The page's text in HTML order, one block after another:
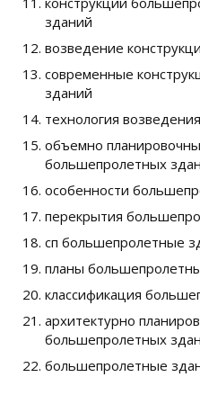
зданий
возведение
современные
зданий
технология
объемно
большепролетных
особенности
перекрытия
сп большепролетные
планы
классификация
архитектурно
большепролетных
большепролетные